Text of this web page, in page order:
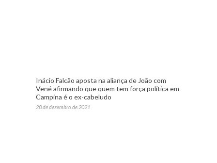
Inácio Falcão aposta na aliança de João com
Vené afirmando que quem tem força política em
Campina é o ex-cabeludo
28 de dezembro de 2021